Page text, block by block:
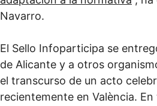
Navarro.
El Sello Infoparticipa se
de Alicante y a otros
el transcurso de un acto
recientemente en València.